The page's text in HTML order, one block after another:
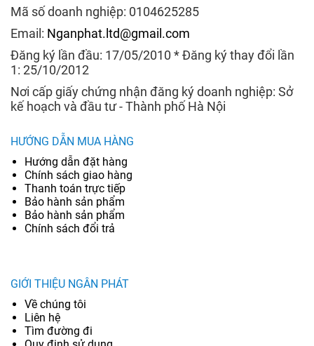
Mã số doanh nghiệp: 0104625285
Email: Nganphat.ltd@gmail.com
Đăng ký lần đầu: 17/05/2010 * Đăng ký thay đổi lần
1: 25/10/2012
Nơi cấp giấy chứng nhận đăng ký doanh nghiệp: Sở
kế hoạch và đầu tư - Thành phố Hà Nội
HƯỚNG DẪN MUA HÀNG
Hướng dẫn đặt hàng
Chính sách giao hàng
Thanh toán trực tiếp
Bảo hành sản phẩm
Bảo hành sản phẩm
Chính sách đổi trả
GIỚI THIỆU NGÂN PHÁT
Về chúng tôi
Liên hệ
Tìm đường đi